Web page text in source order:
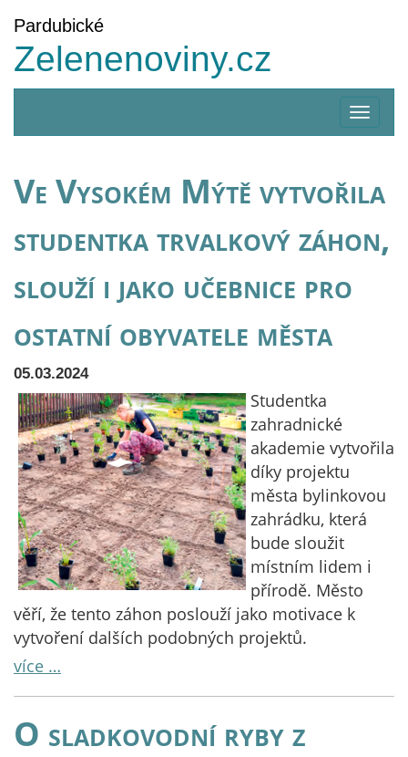
Pardubické
Zelenenoviny.cz
menu
Ve Vysokém Mýtě vytvořila
studentka trvalkový záhon,
slouží i jako učebnice pro
ostatní obyvatele města
05.03.2024
Studentka
zahradnické
akademie vytvořila
díky projektu
města bylinkovou
zahrádku, která
bude sloužit
místním lidem i
přírodě. Město
věří, že tento záhon poslouží jako motivace k
vytvoření dalších podobných projektů.
více …
O sladkovodní ryby z